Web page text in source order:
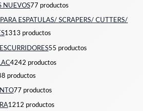
NUEVOS77 productos
ESPATULAS/ SCRAPERS/ CUTTERS/
1313 productos
55 productos
4242 productos
8 productos
77 productos
1212 productos